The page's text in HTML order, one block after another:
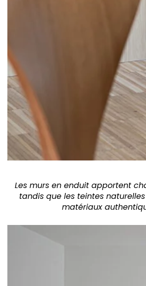
Les murs en enduit apportent
tandis que les teintes
matériaux